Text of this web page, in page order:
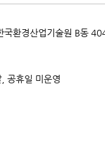
환경산업기술원 B동
휴일 미운영